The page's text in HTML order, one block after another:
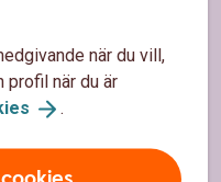
när du vill,
profil när du är
.